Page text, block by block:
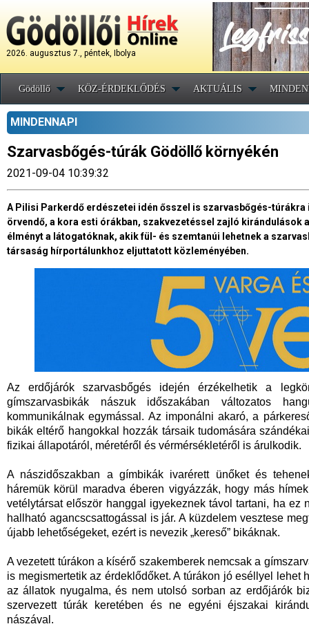
2026. augusztus 7., péntek, Ibolya
Gödöllő KÖZ-ÉRDEKLŐDÉS AKTUÁLIS
MINDENNAPI
Szarvasbőgés-túrák Gödöllő környékén
2021-09-04 10:39:32
A Pilisi Parkerdő erdészetei idén ősszel is szarvasbőgés-
örvendő, a kora esti órákban, szakvezetéssel zajló kirándulások
élményt a látogatóknak, akik fül- és szemtanúi lehetnek a
társaság hírportálunkhoz eljuttatott közleményében.
Az erdőjárók szarvasbőgés idején érzékelhetik a
gímszarvasbikák nászuk időszakában változatos
kommunikálnak egymással. Az imponálni akaró, a
bikák eltérő hangokkal hozzák társaik tudomására
fizikai állapotáról, méretéről és vérmérsékletéről is árulkodik.
A nászidőszakban a gímbikák ivarérett ünőket és
háremük körül maradva éberen vigyázzák, hogy más
vetélytársat először hanggal igyekeznek távol tartani, ha
hallható agancscsattogással is jár. A küzdelem vesztese
újabb lehetőségeket, ezért is nevezik „kereső” bikáknak.
A vezetett túrákon a kísérő szakemberek nemcsak a
is megismertetik az érdeklődőket. A túrákon jó eséllyel
az állatok nyugalma, és nem utolsó sorban az erdőjárók
szervezett túrák keretében és ne egyéni éjszakai
nászával.